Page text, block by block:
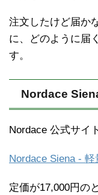
注文したけど届か
に、どのように届
す。
Nordace
Nordace 公式サイ
Nordace Siena -
定価が17,000円の